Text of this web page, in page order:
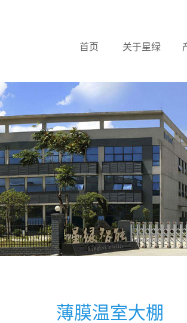
首页 关于星绿
薄膜温室大棚